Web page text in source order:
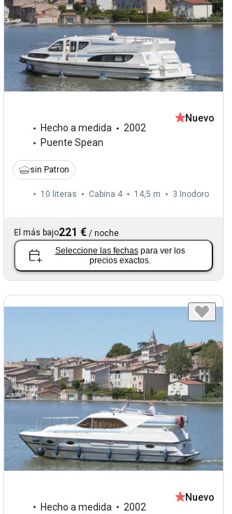
Hecho a medida
2002
Puente Spean
Nuevo
sin Patron
10 literas Cabina 4 14,5 m 3 Inodoro
El más bajo221 € /noche
Seleccione las fechas para ver los
precios exactos.
Hecho a medida
2002
Nuevo